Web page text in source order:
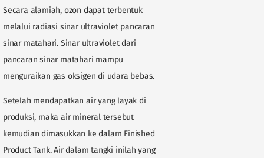
Secara alamiah, ozon dapat terbentuk
melalui radiasi sinar ultraviolet pancaran
sinar matahari. Sinar ultraviolet dari
pancaran sinar matahari mampu
menguraikan gas oksigen di udara bebas.
Setelah mendapatkan air yang layak di
produksi, maka air mineral tersebut
kemudian dimasukkan ke dalam Finished
Product Tank. Air dalam tangki inilah yang